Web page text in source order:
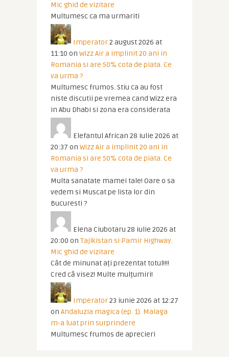
Mic ghid de vizitare
Multumesc ca ma urmariti
Imperator2 august 2026 at
11:10 on Wizz Air a implinit 20 ani in
Romania si are 50% cota de piata. Ce
va urma ?
Multumesc frumos. Stiu ca au fost
niste discutii pe vremea cand Wizz era
in Abu Dhabi si zona era considerata
Elefantul African 28 iulie 2026 at
20:37 on Wizz Air a implinit 20 ani in
Romania si are 50% cota de piata. Ce
va urma ?
Multa sanatate mamei tale! Oare o sa
vedem si Muscat pe lista lor din
Bucuresti ?
Elena Ciubotaru 28 iulie 2026 at
20:00 on Tajikistan si Pamir Highway.
Mic ghid de vizitare
Cât de minunat ați prezentat totul!!!!
Cred că visez! Multe mulțumiri!
Imperator23 iunie 2026 at 12:27
on Andaluzia magica (ep. 1). Malaga
m-a luat prin surprindere
Multumesc frumos de aprecieri